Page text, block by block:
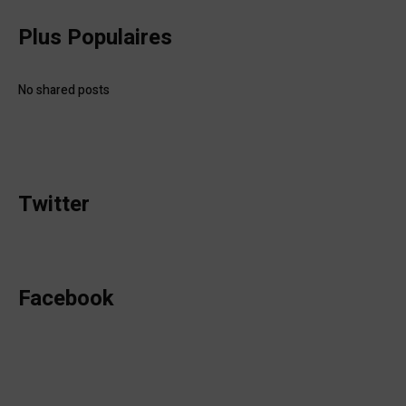
Plus Populaires
No shared posts
Twitter
Facebook